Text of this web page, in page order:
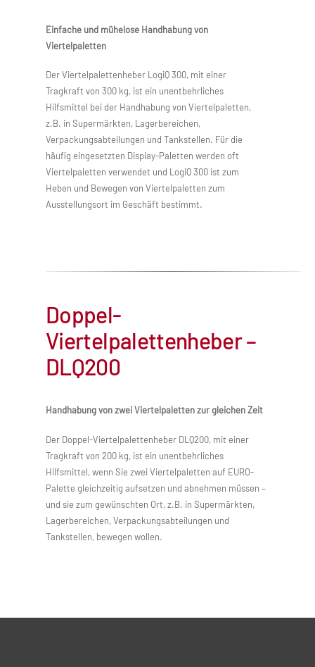
Einfache und mühelose Handhabung von
Viertelpaletten
Der Viertelpalettenheber LogiQ 300, mit einer
Tragkraft von 300 kg, ist ein unentbehrliches
Hilfsmittel bei der Handhabung von Viertelpaletten,
z.B. in Supermärkten, Lagerbereichen,
Verpackungsabteilungen und Tankstellen. Für die
häufig eingesetzten Display-Paletten werden oft
Viertelpaletten verwendet und LogiQ 300 ist zum
Heben und Bewegen von Viertelpaletten zum
Ausstellungsort im Geschäft bestimmt.
Doppel-
Viertelpalettenheber –
DLQ200
Handhabung von zwei Viertelpaletten zur gleichen Zeit
Der Doppel-Viertelpalettenheber DLQ200, mit einer
Tragkraft von 200 kg, ist ein unentbehrliches
Hilfsmittel, wenn Sie zwei Viertelpaletten auf EURO-
Palette gleichzeitig aufsetzen und abnehmen müssen –
und sie zum gewünschten Ort, z.B. in Supermärkten,
Lagerbereichen, Verpackungsabteilungen und
Tankstellen, bewegen wollen.